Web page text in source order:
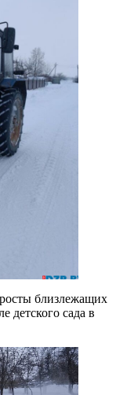
близлежащих
детского сада в